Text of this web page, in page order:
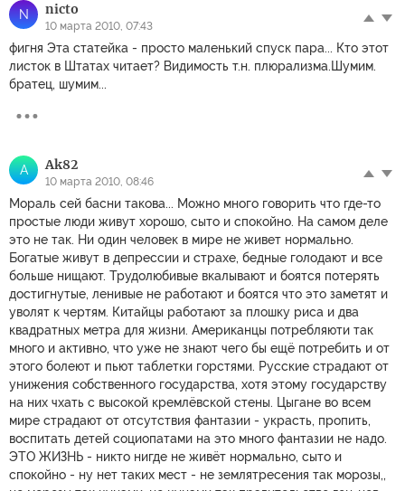
N nicto
10 марта 2010, 07:43
фигня Эта статейка - просто маленький спуск пара... Кто этот
листок в Штатах читает? Видимость т.н. плюрализма.Шумим.
братец, шумим...
A Ak82
10 марта 2010, 08:46
Мораль сей басни такова... Можно много говорить что где-то
простые люди живут хорошо, сыто и спокойно. На самом деле
это не так. Ни один человек в мире не живет нормально.
Богатые живут в депрессии и страхе, бедные голодают и все
больше нищают. Трудолюбивые вкалывают и боятся потерять
достигнутые, ленивые не работают и боятся что это заметят и
уволят к чертям. Китайцы работают за плошку риса и два
квадратных метра для жизни. Американцы потребляюти так
много и активно, что уже не знают чего бы ещё потребить и от
этого болеют и пьют таблетки горстями. Русские страдают от
унижения собственного государства, хотя этому государству
на них чхать с высокой кремлёвской стены. Цыгане во всем
мире страдают от отсутствия фантазии - украсть, пропить,
воспитать детей социопатами на это много фантазии не надо.
ЭТО ЖИЗНЬ - никто нигде не живёт нормально, сыто и
спокойно - ну нет таких мест - не землятресения так морозы,,